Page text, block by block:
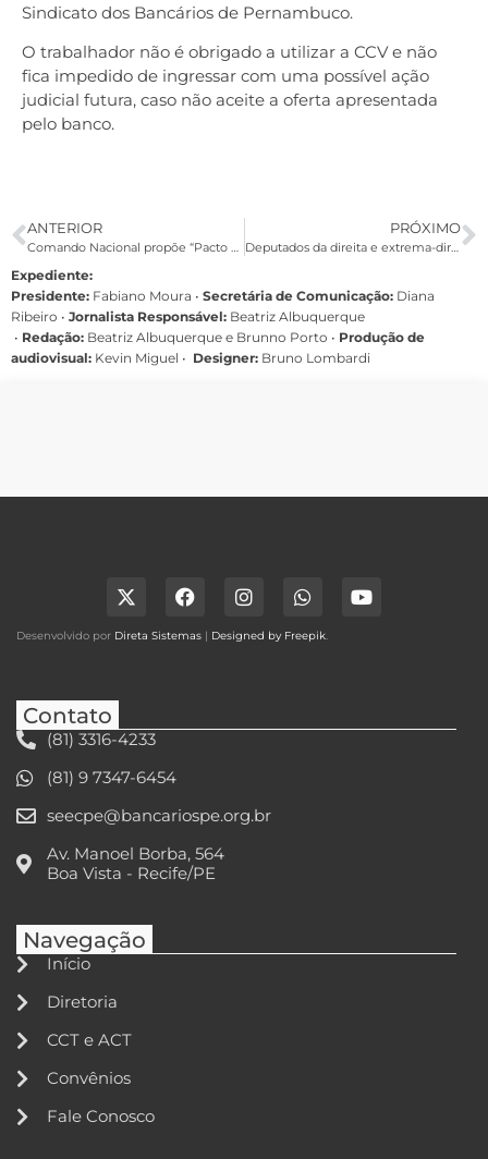
Sindicato dos Bancários de Pernambuco.
O trabalhador não é obrigado a utilizar a CCV e não
fica impedido de ingressar com uma possível ação
judicial futura, caso não aceite a oferta apresentada
pelo banco.
ANTERIOR PRÓXIMO
Deputados da direita e extrema-direita ATACAM o fim da escala 6×1
Expediente:
Presidente: Fabiano Moura • Secretária de Comunicação: Diana
Ribeiro • Jornalista Responsável: Beatriz Albuquerque
• Redação: Beatriz Albuquerque e Brunno Porto • Produção de
audiovisual: Kevin Miguel • Designer: Bruno Lombardi
Desenvolvido por Direta Sistemas | Designed by Freepik.
Contato
(81) 3316-4233
(81) 9 7347-6454
seecpe@bancariospe.org.br
Av. Manoel Borba, 564
Boa Vista - Recife/PE
Navegação
Início
Diretoria
CCT e ACT
Convênios
Fale Conosco